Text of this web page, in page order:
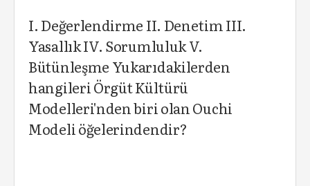
I. Değerlendirme II. Denetim III.
Yasallık IV. Sorumluluk V.
Bütünleşme Yukarıdakilerden
hangileri Örgüt Kültürü
Modelleri'nden biri olan Ouchi
Modeli öğelerindendir?